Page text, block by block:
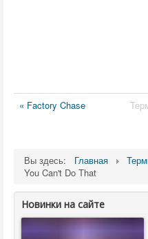
« Factory Chase
Вы здесь: Главная
You Can't Do That
Новинки на сайте